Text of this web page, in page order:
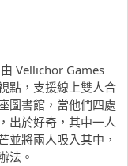
Vellichor Games
點，支援線上雙人合
圖書館，當他們四處
出於好奇，其中一人
並將兩人吸入其中，
法。